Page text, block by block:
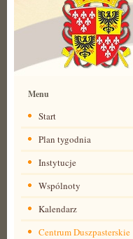
Menu
Start
Plan tygodnia
Instytucje
Wspólnoty
Kalendarz
Centrum Duszpasterskie